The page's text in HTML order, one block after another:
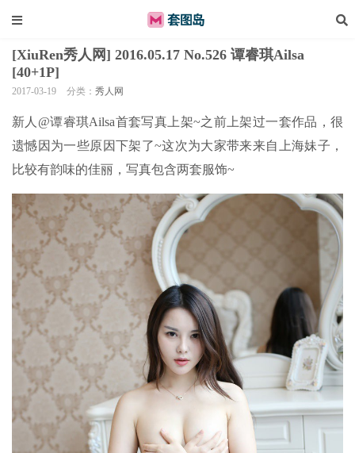
[XiuRen秀人网] 2016.05.17 No.526 谭睿琪Ailsa
[40+1P]
2017-03-19 分类： 秀人网
新人@谭睿琪Ailsa首套写真上架~之前上架过一套作品，很
遗憾因为一些原因下架了~这次为大家带来来自上海妹子，
比较有韵味的佳丽，写真包含两套服饰~